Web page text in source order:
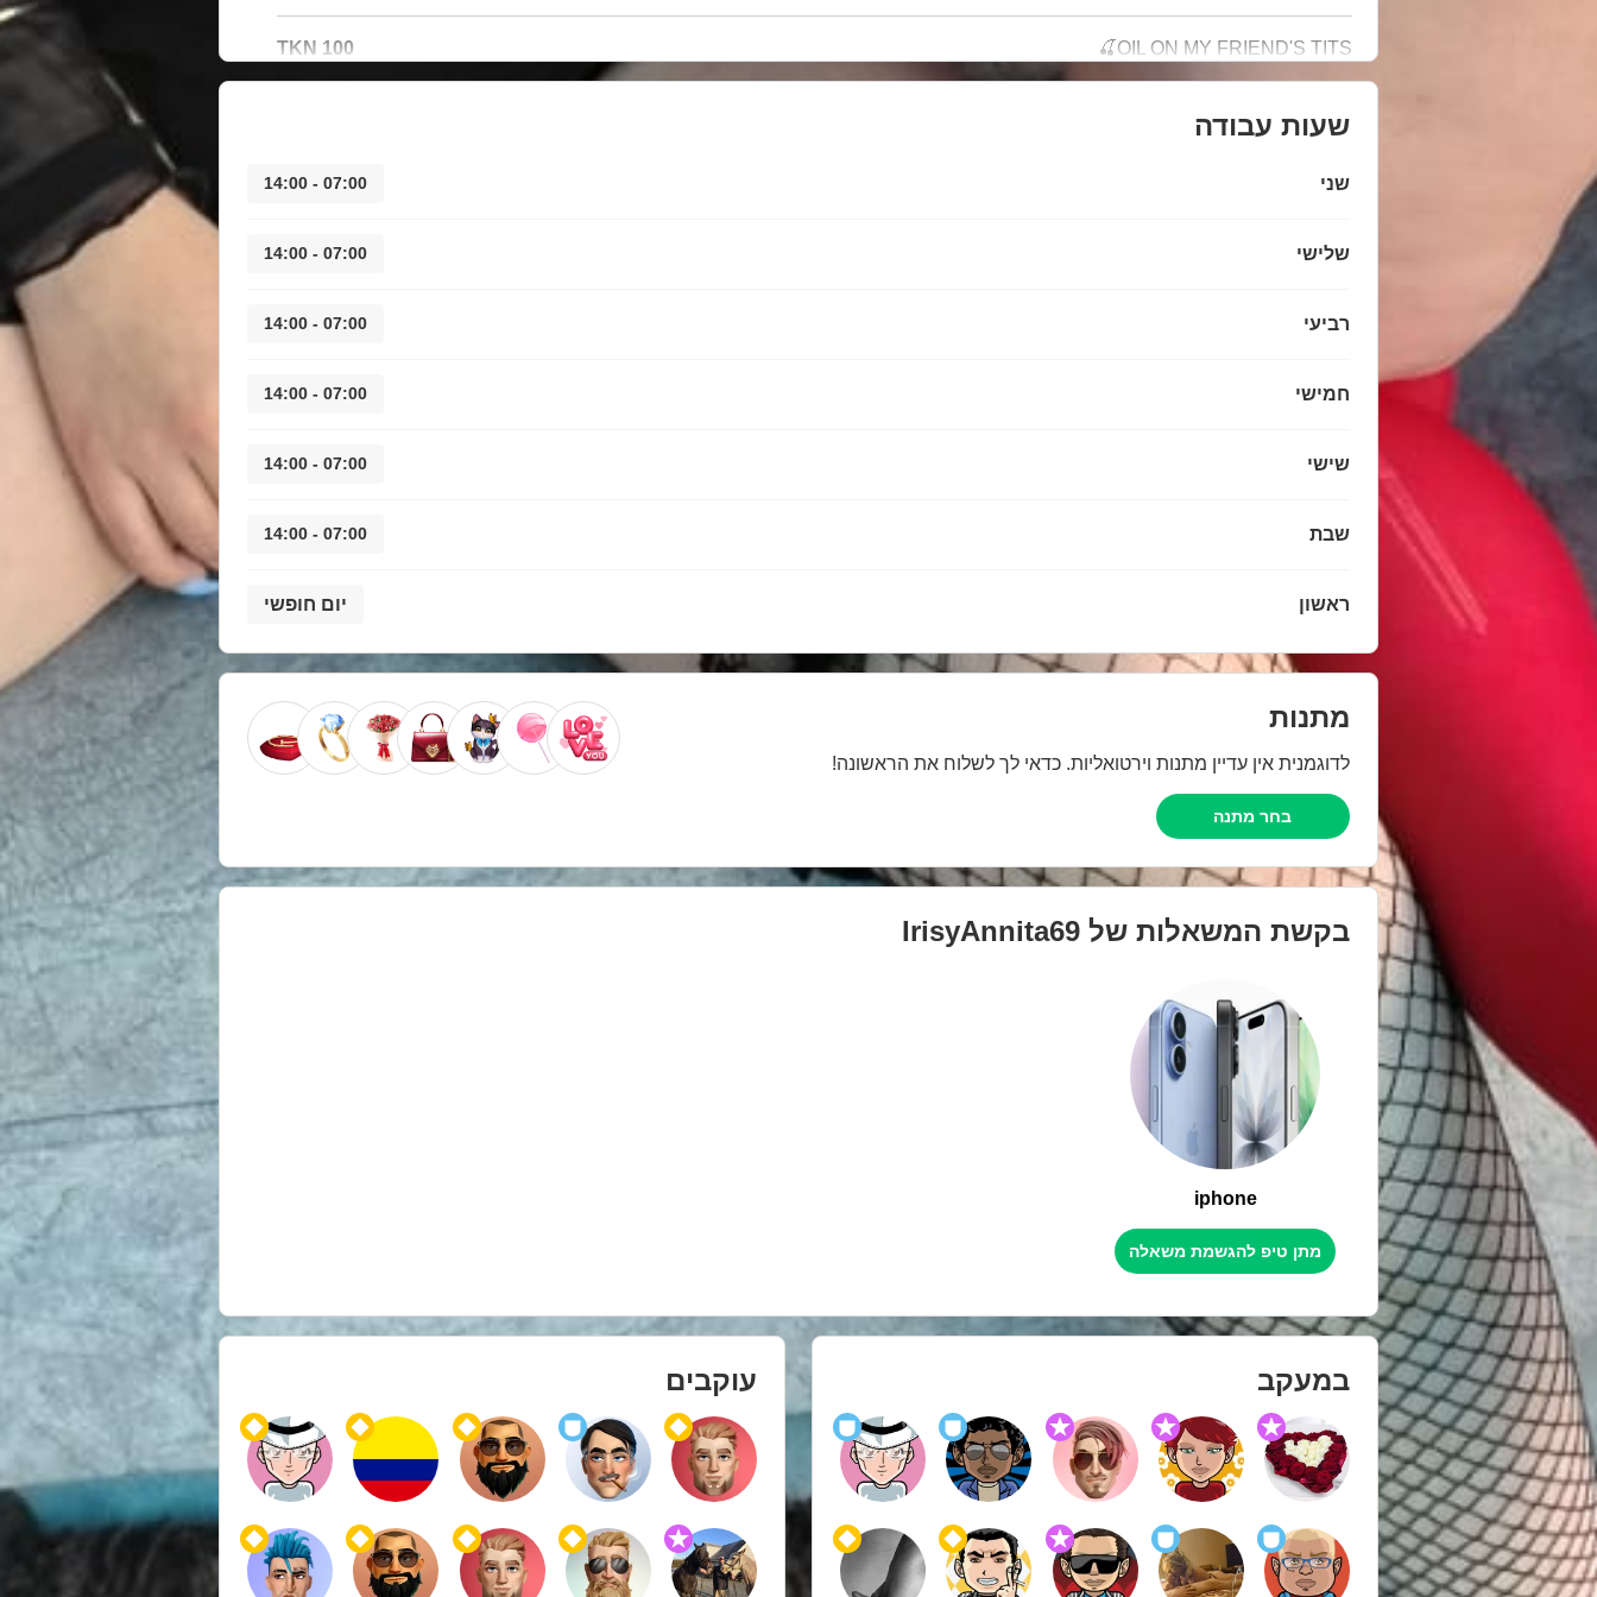
OIL ON MY FRIEND'S TITS🍒
100 TKN
שעות עבודה
שני 07:00 - 14:00
שלישי 07:00 - 14:00
רביעי 07:00 - 14:00
חמישי 07:00 - 14:00
שישי 07:00 - 14:00
שבת 07:00 - 14:00
ראשון יום חופשי
מתנות
לדוגמנית אין עדיין מתנות וירטואליות. כדאי לך לשלוח את הראשונה!
בחר מתנה
בקשת המשאלות של IrisyAnnita69
iphone
מתן טיפ להגשמת משאלה
במעקב עוקבים